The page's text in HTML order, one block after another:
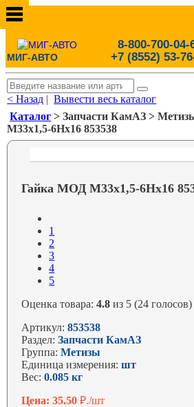
МИГ-АВТО
8-800-700-04-
+7 (8552) 53-
< Назад |Вывести весь каталог
Каталог > Запчасти КамАЗ >
М33х1,5-6Нх16 853538
Гайка МОД М33х1,5-6Нх16
1
2
3
4
5
Оценка товара:4.8 из 5 (24 голосов)
Артикул:853538
Раздел:Запчасти КамАЗ
Группа:Метизы
Единица измерения:шт
Вес:0.085 кг
Цена: 35.50₽./шт